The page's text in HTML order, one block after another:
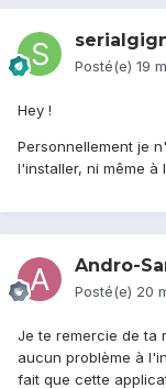
Posté(e) 19
Hey !
Personnellement je
l'installer, ni même à
Andro-
Posté(e) 20
Je te remercie de ta
aucun problème à
fait que cette